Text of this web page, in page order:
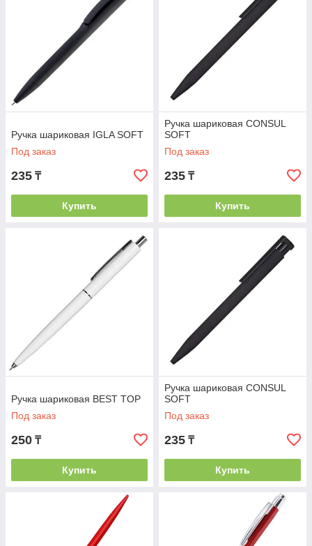
Ручка шариковая IGLA SOFT
Под заказ
235 ₸
Купить
Ручка шариковая CONSUL
SOFT
Под заказ
235 ₸
Купить
Ручка шариковая BEST TOP
Под заказ
250 ₸
Купить
Ручка шариковая CONSUL
SOFT
Под заказ
235 ₸
Купить